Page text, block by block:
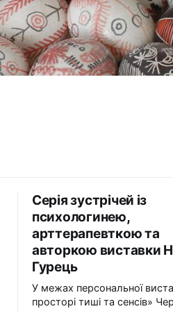
Серія зустрічей із
психологинею,
арттерапевткою та
авторкою виставки
Гурець
У межах персональної
просторі тиші та сенсів»